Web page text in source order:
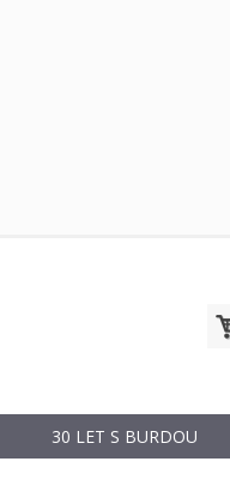
30 LET S BURDOU